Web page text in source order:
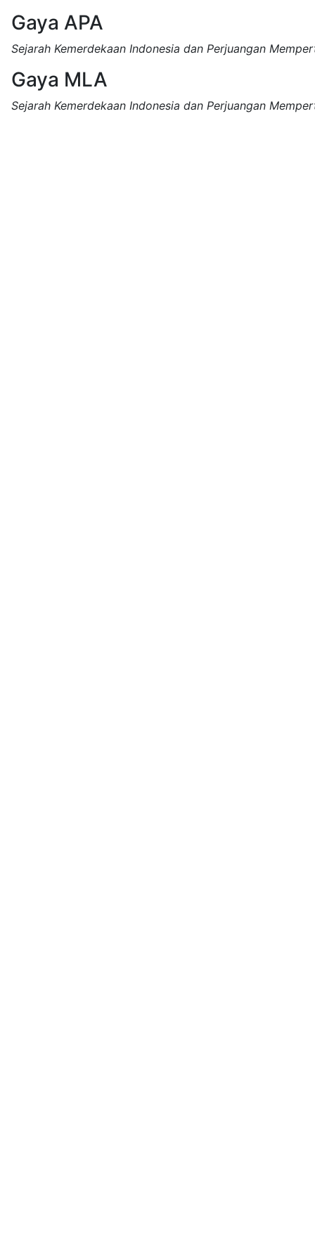
Gaya APA
Sejarah Kemerdekaan Indonesia dan Perjuangan
Gaya MLA
Sejarah Kemerdekaan Indonesia dan Perjuangan